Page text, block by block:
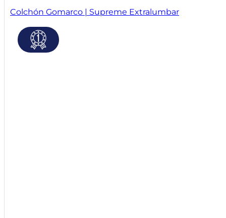
Colchón Gomarco | Supreme Extralumbar